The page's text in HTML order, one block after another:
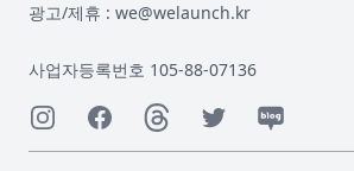
광고/제휴 : we@welaunch.kr
사업자등록번호 105-88-07136
InstagramFacebookThreadsTwitterNaver